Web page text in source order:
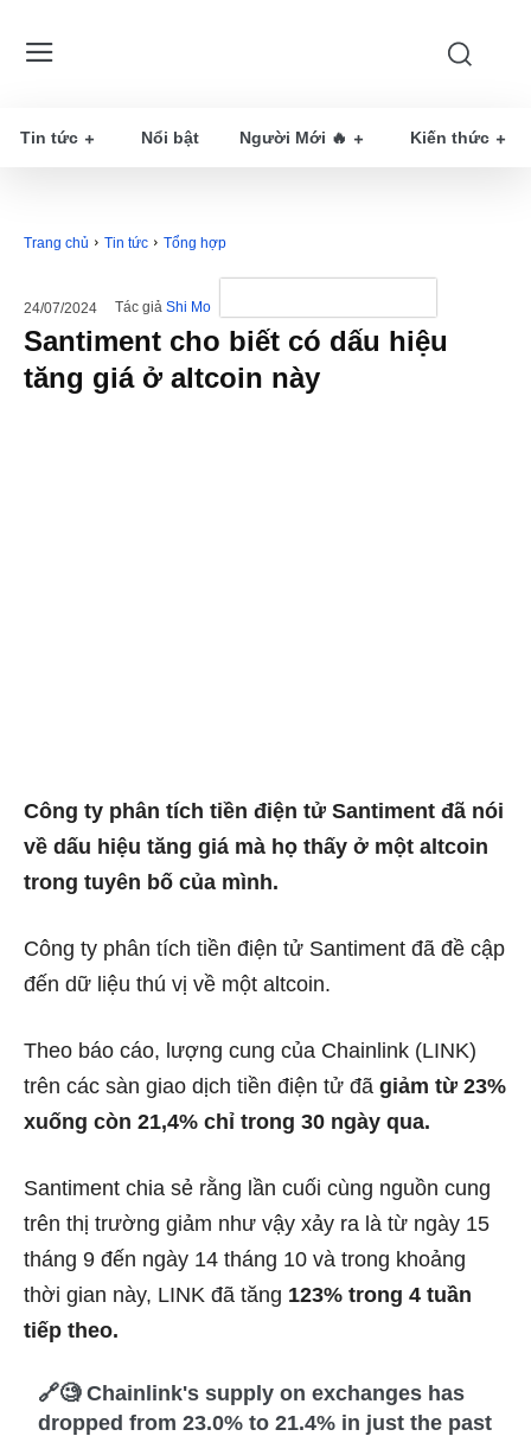
Tin tức Nổi bật Người Mới 🔥 Kiến thức
Trang chủ Tin tức Tổng hợp
24/07/2024 Tác giả Shi Mo
Santiment cho biết có dấu hiệu
tăng giá ở altcoin này
Công ty phân tích tiền điện tử Santiment đã nói
về dấu hiệu tăng giá mà họ thấy ở một altcoin
trong tuyên bố của mình.
Công ty phân tích tiền điện tử Santiment đã đề cập
đến dữ liệu thú vị về một altcoin.
Theo báo cáo, lượng cung của Chainlink (LINK)
trên các sàn giao dịch tiền điện tử đã giảm từ 23%
xuống còn 21,4% chỉ trong 30 ngày qua.
Santiment chia sẻ rằng lần cuối cùng nguồn cung
trên thị trường giảm như vậy xảy ra là từ ngày 15
tháng 9 đến ngày 14 tháng 10 và trong khoảng
thời gian này, LINK đã tăng 123% trong 4 tuần
tiếp theo.
🔗🧐 Chainlink's supply on exchanges has
dropped from 23.0% to 21.4% in just the past